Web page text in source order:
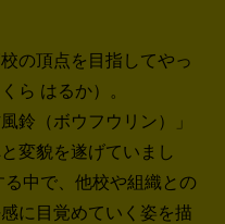
の頂点を目指してやっ
ら はるか）。
鈴（ボウフウリン）」
変貌を遂げていまし
中で、他校や組織との
に目覚めていく姿を描